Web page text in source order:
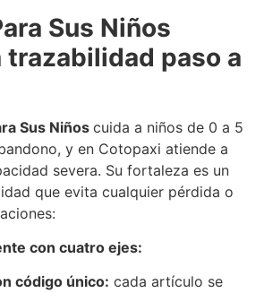
Sus Niños
trazabilidad paso a
Sus Niñoscuida a niños de 0 a 5
y en Cotopaxi atiende a
severa. Su fortaleza es un
que evita cualquier pérdida o
con cuatro ejes:
código único: cada artículo se